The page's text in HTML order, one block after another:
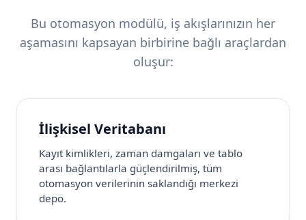
Bu otomasyon modülü, iş akışlarınızın her
aşamasını kapsayan birbirine bağlı araçlardan
oluşur:
İlişkisel Veritabanı
Kayıt kimlikleri, zaman damgaları ve tablo
arası bağlantılarla güçlendirilmiş, tüm
otomasyon verilerinin saklandığı merkezi
depo.